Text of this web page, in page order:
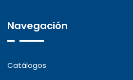
Navegación
Catálogos